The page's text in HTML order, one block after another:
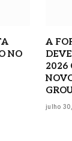
NO
A
2026
julho